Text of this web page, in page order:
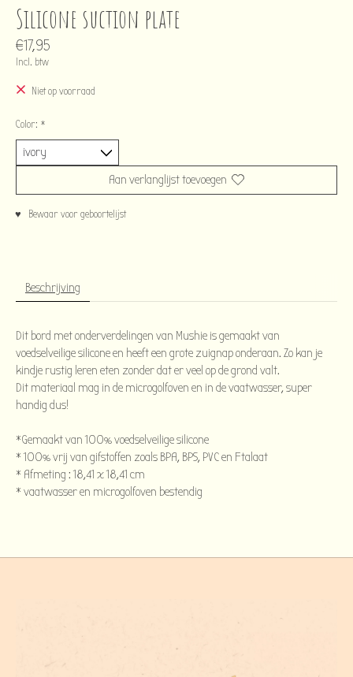
Silicone suction plate
€17,95
Incl. btw
Niet op voorraad
Color: *
Aan verlanglijst toevoegen
♥ Bewaar voor geboortelijst
Beschrijving
Dit bord met onderverdelingen van Mushie is gemaakt van
voedselveilige silicone en heeft een grote zuignap onderaan. Zo kan je
kindje rustig leren eten zonder dat er veel op de grond valt.
Dit materiaal mag in de microgolfoven en in de vaatwasser, super
handig dus!
*Gemaakt van 100% voedselveilige silicone
* 100% vrij van gifstoffen zoals BPA, BPS, PVC en Ftalaat
* Afmeting : 18,41 x 18,41 cm
* vaatwasser en microgolfoven bestendig